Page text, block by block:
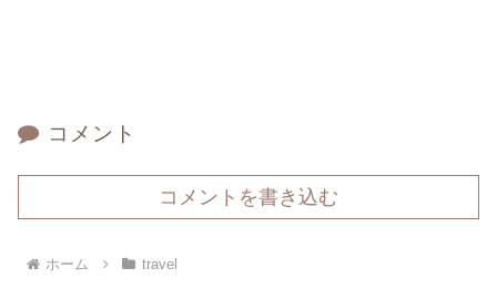
コメント
コメントを書き込む
ホーム travel